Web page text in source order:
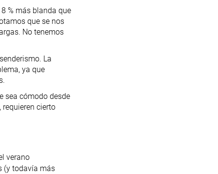
% más blanda que
que se nos
No tenemos
La
ya que
sea cómodo desde
cierto
verano
(y todavía más